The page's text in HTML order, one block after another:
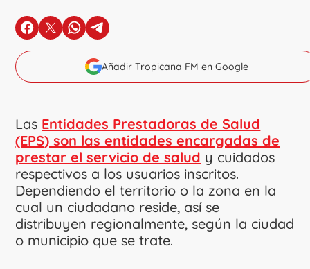
en Facebook
en Xen Whatsapp
en Telegram
Añadir Tropicana FM en Google
Las Entidades Prestadoras de Salud
(EPS) son las entidades encargadas de
prestar el servicio de salud y cuidados
respectivos a los usuarios inscritos.
Dependiendo el territorio o la zona en la
cual un ciudadano reside, así se
distribuyen regionalmente, según la ciudad
o municipio que se trate.